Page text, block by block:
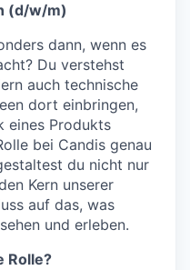
(d/w/m)
dann, wenn es
Du verstehst
auch technische
dort einbringen,
eines Produkts
bei Candis genau
du nicht nur
Kern unserer
auf das, was
und erleben.
Rolle?